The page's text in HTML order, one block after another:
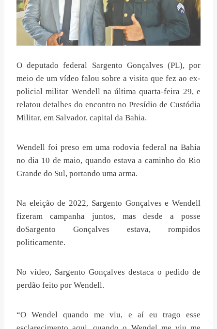
O deputado federal Sargento Gonçalves (PL), por
meio de um vídeo falou sobre a visita que fez ao ex-
policial militar Wendell na última quarta-feira 29, e
relatou detalhes do encontro no Presídio de Custódia
Militar, em Salvador, capital da Bahia.
Wendell foi preso em uma rodovia federal na Bahia
no dia 10 de maio, quando estava a caminho do Rio
Grande do Sul, portando uma arma.
Na eleição de 2022, Sargento Gonçalves e Wendell
fizeram campanha juntos, mas desde a posse
doSargento Gonçalves estava, rompidos
politicamente.
No vídeo, Sargento Gonçalves destaca o pedido de
perdão feito por Wendell.
“O Wendel quando me viu, e aí eu trago esse